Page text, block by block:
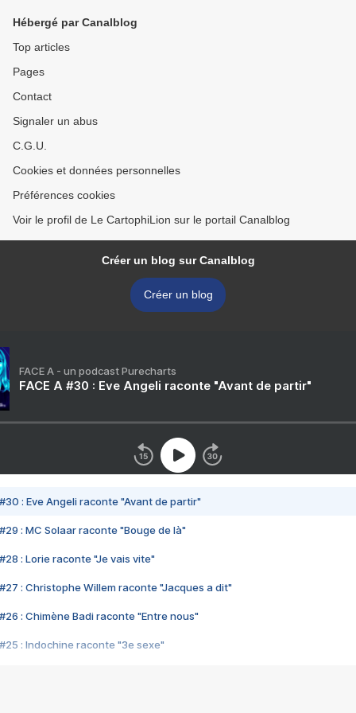
Hébergé par Canalblog
Top articles
Pages
Contact
Signaler un abus
C.G.U.
Cookies et données personnelles
Préférences cookies
Voir le profil de Le CartophiLion sur le portail Canalblog
Créer un blog sur Canalblog
Créer un blog
FACE A - un podcast Purecharts
FACE A #30 : Eve Angeli raconte "Avant de partir"
#30 : Eve Angeli raconte "Avant de partir"
#29 : MC Solaar raconte "Bouge de là"
#28 : Lorie raconte "Je vais vite"
#27 : Christophe Willem raconte "Jacques a dit"
#26 : Chimène Badi raconte "Entre nous"
#25 : Indochine raconte "3e sexe"